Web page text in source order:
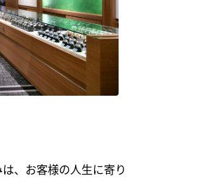
、お客様の人生に寄り